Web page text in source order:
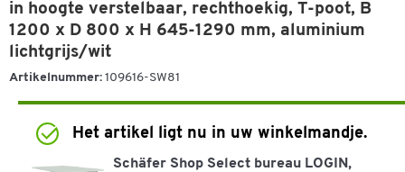
in hoogte verstelbaar, rechthoekig, T-poot, B
1200 x D 800 x H 645-1290 mm, aluminium
lichtgrijs/wit
Artikelnummer: 109616-SW81
2 beoordelingen
Het artikel ligt nu in uw winkelmandje.
Schäfer Shop Select bureau LOGIN,